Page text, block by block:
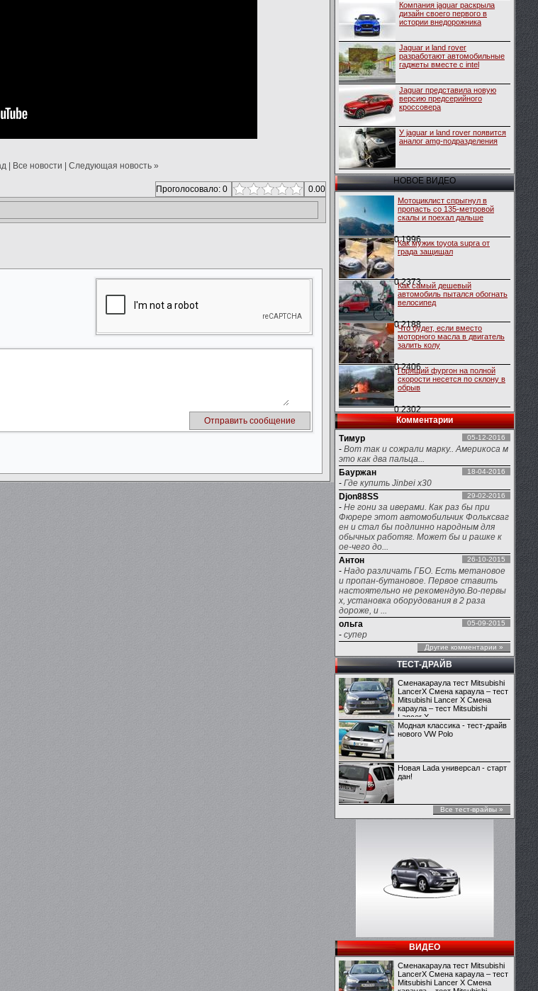
| Все новости Следующая новость »
Проголосовало: 0
0.00
Компания jaguar раскрыла
дизайн своего первого в
истории внедорожника
Jaguar и land rover
разработают автомобильные
гаджеты вмеcте с intel
Jaguar представила новую
версию предсерийного
кроссовера
У jaguar и land rover появится
аналог amg-подразделения
НОВОЕ ВИДЕО
Мотоциклист спрыгнул в
пропасть со 135-метровой
скалы и поехал дальше
0 1996
Как мужик toyota supra от
града защищал
0 2373
Как самый дешевый
автомобиль пытался обогнать
велосипед
0 2188
Что будет, если вместо
моторного масла в двигатель
залить колу
0 2406
Горящий фургон на полной
скорости несется по склону в
обрыв
0 2302
Комментарии
Тимур
05-12-2016
- Вот так и сожрали марку.. Америкоса м
это как два пальца...
Бауржан
18-04-2016
- Где купить Jinbei x30
Djon88SS
29-02-2016
- Не гони за иверами. Как раз бы при
Фюрере этот автомобильчик Фольксваг
ен и стал бы подлинно народным для
обычных работяг. Может бы и рашке к
ое-чего до...
Антон
26-10-2015
- Надо различать ГБО. Есть метановое
и пропан-бутановое. Первое ставить
настоятельно не рекомендую.Во-первы
х, установка оборудования в 2 раза
дороже, и ...
ольга
05-09-2015
- супер
Другие комментарии »
ТЕСТ-ДРАЙВ
Сменакараула тест Mitsubishi
LancerX Смена караула – тест
Mitsubishi Lancer X Смена
караула – тест Mitsubishi
Lancer X
Модная классика - тест-драйв
нового VW Polo
Новая Lada универсал - старт
дан!
Все тест-врайвы »
ВИДЕО
Сменакараула тест Mitsubishi
LancerX Смена караула – тест
Mitsubishi Lancer X Смена